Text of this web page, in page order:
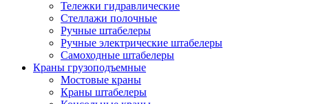
Тележки гидравлические
Cтеллажи полочные
Ручные штабелеры
Ручные электрические штабелеры
Самоходные штабелеры
Краны грузоподъемные
Мостовые краны
Краны штабелеры